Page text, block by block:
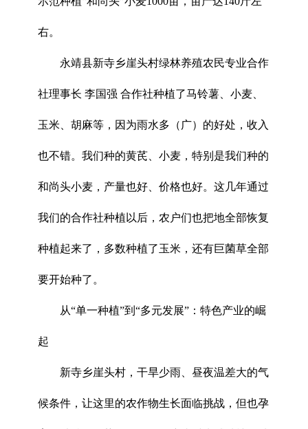
右。
永靖县新寺乡崖头村绿林养殖农民专业合作
社理事长 李国强 合作社种植了马铃薯、小麦、
玉米、胡麻等，因为雨水多（广）的好处，收入
也不错。我们种的黄芪、小麦，特别是我们种的
和尚头小麦，产量也好、价格也好。这几年通过
我们的合作社种植以后，农户们也把地全部恢复
种植起来了，多数种植了玉米，还有巨菌草全部
要开始种了。
从“单一种植”到“多元发展”：特色产业的崛
起
新寺乡崖头村，干旱少雨、昼夜温差大的气
候条件，让这里的农作物生长面临挑战，但也孕